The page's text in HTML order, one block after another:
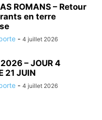
ROMANS – Retour
en terre
- 4 juillet 2026
– JOUR 4
21 JUIN
- 4 juillet 2026